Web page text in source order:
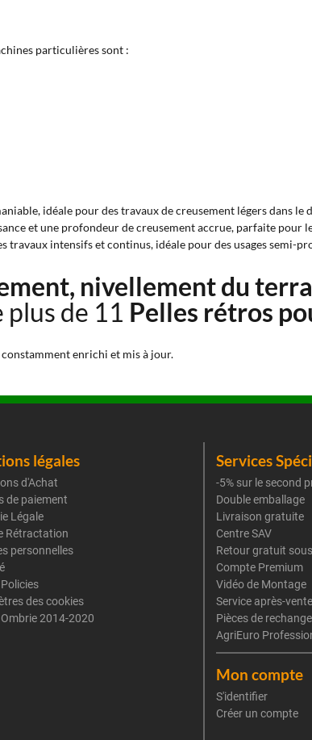
particulières sont :
idéale pour des travaux de creusement légers dans
et une profondeur de creusement accrue, parfaite pour
travaux intensifs et continus, idéale pour des usages semi-
nivellement du
plus de 11 Pelles rétros
constamment enrichi et mis à jour.
légales
d'Achat
de paiement
Légale
Rétractation
personnelles
des cookies
Ombrie 2014-2020
Services
-5% sur le second
Double emballage
Livraison gratuite
Centre SAV
Retour gratuit
Compte Premium
Vidéo de Montage
Service après-vente
Pièces de rechange
AgriEuro
Mon compte
S'identifier
Créer un compte